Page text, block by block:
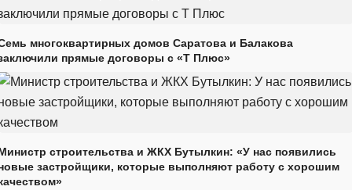
многоквартирных домов Саратова и Балакова
прямые договоры с «Т Плюс»
строительства и ЖКХ Бутылкин: «У нас появились
застройщики, которые выполняют работу с хорошим